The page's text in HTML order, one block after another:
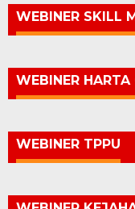
WEBINER SKILL
WEBINER HARTA
WEBINER TPPU